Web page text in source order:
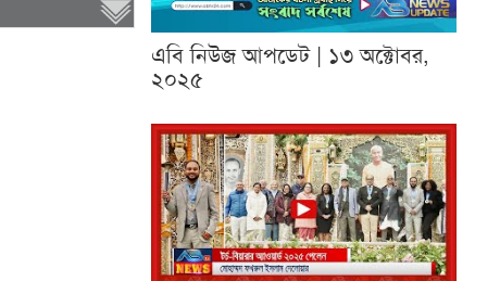
এবি নিউজ আপডেট | ১৩ অক্টোবর,
২০২৫